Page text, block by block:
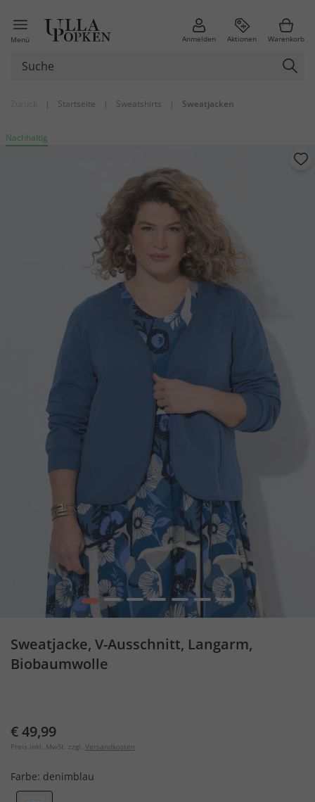
Menü Anmelden Aktionen Warenkorb
| Startseite | Sweatshirts | Sweatjacken
Nachhaltig
1 2 3 4 5 6 7
Sweatjacke, V-Ausschnitt, Langarm,
Biobaumwolle
€ 49,99
Preis inkl. MwSt. zzgl. Versandkosten
Farbe: denimblau